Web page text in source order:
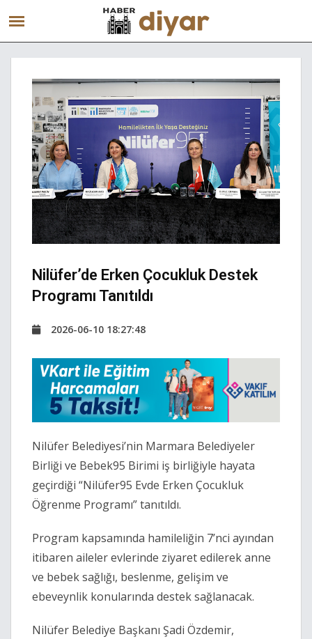
Nilüfer’de Erken Çocukluk Destek
Programı Tanıtıldı
2026-06-10 18:27:48
Nilüfer Belediyesi’nin Marmara Belediyeler
Birliği ve Bebek95 Birimi iş birliğiyle hayata
geçirdiği “Nilüfer95 Evde Erken Çocukluk
Öğrenme Programı” tanıtıldı.
Program kapsamında hamileliğin 7’nci ayından
itibaren aileler evlerinde ziyaret edilerek anne
ve bebek sağlığı, beslenme, gelişim ve
ebeveynlik konularında destek sağlanacak.
Nilüfer Belediye Başkanı Şadi Özdemir,